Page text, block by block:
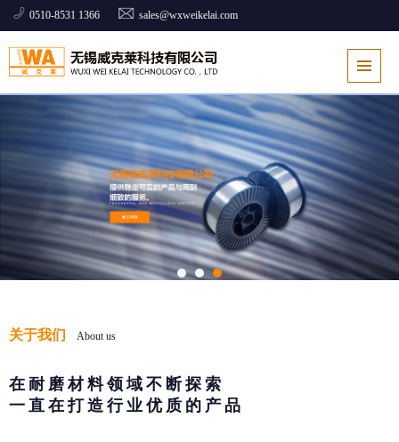
0510-8531 1366 sales@wxweikelai.com
关于我们 About us
在耐磨材料领域不断探索
一直在打造行业优质的产品